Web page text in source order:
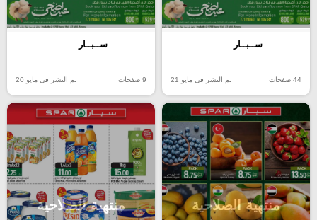
ســبــار
44 صفحات تم النشر في مايو 21
ســبــار
9 صفحات تم النشر في مايو 20
منتهية الصلاحية منتهية الصلاحية